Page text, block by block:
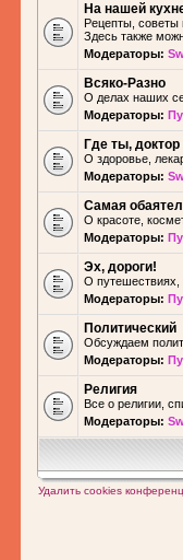
На нашей
Рецепты, советы
Здесь также
Модераторы:
Всяко-Разно
О делах наших
Модераторы:
Где ты,
О здоровье,
Модераторы:
Самая
О красоте,
Модераторы:
Эх, дороги!
О путешествиях,
Модераторы:
Политический
Обсуждаем
Модераторы:
Религия
Все о религии,
Модераторы:
Удалить cookies